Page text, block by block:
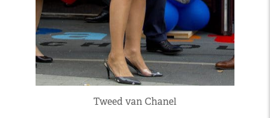
Tweed van Chanel